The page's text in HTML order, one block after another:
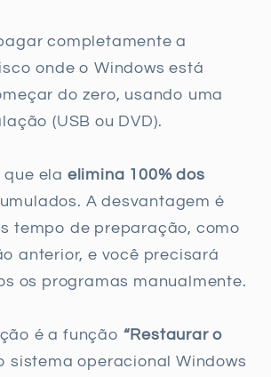
completamente a
onde o Windows está
do zero, usando uma
(USB ou DVD).
ela elimina 100% dos
A desvantagem é
tempo de preparação, como
anterior, e você precisará
os programas manualmente.
é a função “Restaurar o
sistema operacional Windows